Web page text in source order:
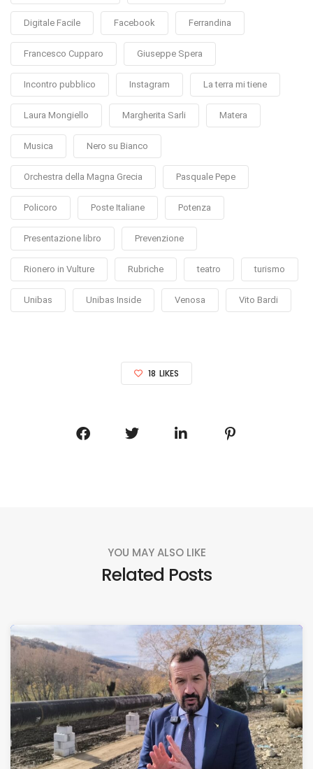
Digitale Facile Facebook Ferrandina
Francesco Cupparo Giuseppe Spera
Incontro pubblico Instagram La terra mi tiene
Laura Mongiello Margherita Sarli Matera
Musica Nero su Bianco
Orchestra della Magna Grecia Pasquale Pepe
Policoro Poste Italiane Potenza
Presentazione libro Prevenzione
Rionero in Vulture Rubriche teatro turismo
Unibas Unibas Inside Venosa Vito Bardi
18 LIKES
YOU MAY ALSO LIKE
Related Posts